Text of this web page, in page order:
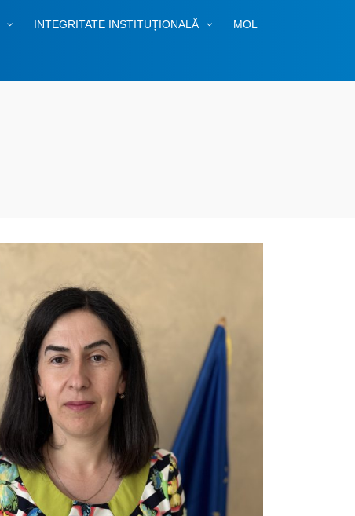
INTEGRITATE INSTITUȚIONALĂ MOL